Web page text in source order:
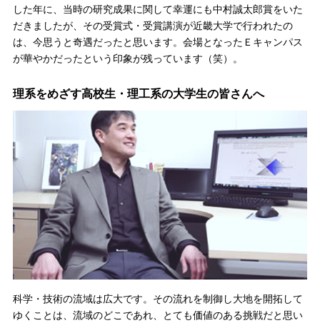
した年に、当時の研究成果に関して幸運にも中村誠太郎賞をいた
だきましたが、その受賞式・受賞講演が近畿大学で行われたの
は、今思うと奇遇だったと思います。会場となったＥキャンパス
が華やかだったという印象が残っています（笑）。
理系をめざす高校生・理工系の大学生の皆さんへ
科学・技術の流域は広大です。その流れを制御し大地を開拓して
ゆくことは、流域のどこであれ、とても価値のある挑戦だと思い